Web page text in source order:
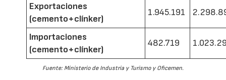
Exportaciones
(cemento+clínker)
1.945.191
Importaciones
(cemento+clínker)
482.719
Fuente: Ministerio de Industria y Turismo y Oficemen.